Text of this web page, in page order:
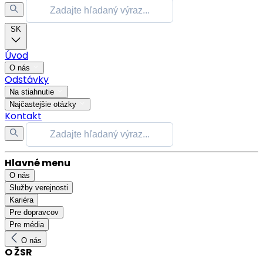
SK
Úvod
O nás
Odstávky
Na stiahnutie
Najčastejšie otázky
Kontakt
Hlavné menu
O nás
Služby verejnosti
Kariéra
Pre dopravcov
Pre média
O nás
O ŽSR